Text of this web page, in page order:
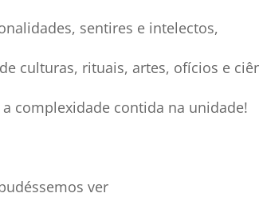
sentires e intelectos,
culturas, rituais, artes, ofícios e
complexidade contida na unidade!
ver